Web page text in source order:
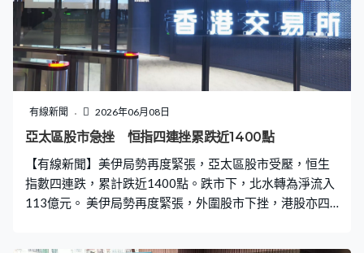
有線新聞 2026年06月08日
亞太區股市急挫 恒指四連挫累跌近1400點
【有線新聞】美伊局勢再度緊張，亞太區股市受壓，恒生
指數四連跌，累計跌近1400點。跌市下，北水轉為淨流入
113億元。 美伊局勢再度緊張，外圍股市下挫，港股亦四